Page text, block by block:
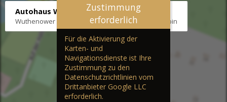
Autohaus Wernicke
Wuthenower Str. 12b, 16827 Neuruppin OT Alt Ruppin
Zustimmung
erforderlich
Für die Aktivierung der
Karten- und
Navigationsdienste ist Ihre
Zustimmung zu den
Datenschutzrichtlinien vom
Drittanbieter Google LLC
erforderlich.